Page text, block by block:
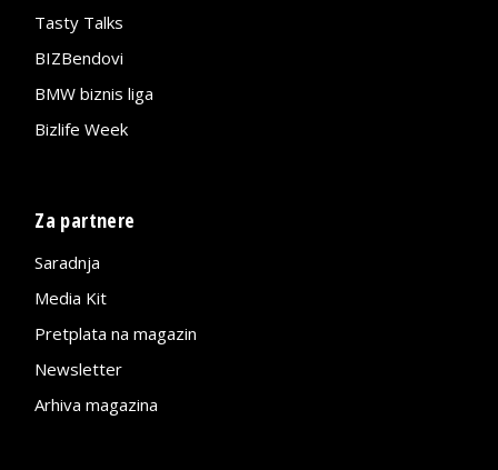
Tasty Talks
BIZBendovi
BMW biznis liga
Bizlife Week
Za partnere
Saradnja
Media Kit
Pretplata na magazin
Newsletter
Arhiva magazina